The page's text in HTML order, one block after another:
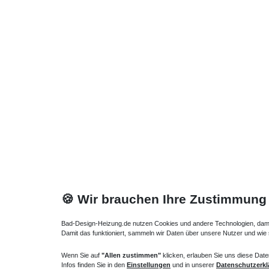
Kaufen Sie hier günstig Ihre preiswerte Dusche
geben Ihnen die größte Einstiegsbreite, eine
geöffneten Falttüren der Eckdusche 120x75 ergibt sich
Eckeinstieg 120x75 cm mit
🍪 Wir brauchen Ihre Zustimmung
Bad-Design-Heizung.de nutzen Cookies und andere Technologien,
Damit das funktioniert, sammeln wir Daten über unsere Nutzer und
Wenn Sie auf "Allen zustimmen" klicken, erlauben Sie uns diese
Infos finden Sie in den Einstellungen und in unserer